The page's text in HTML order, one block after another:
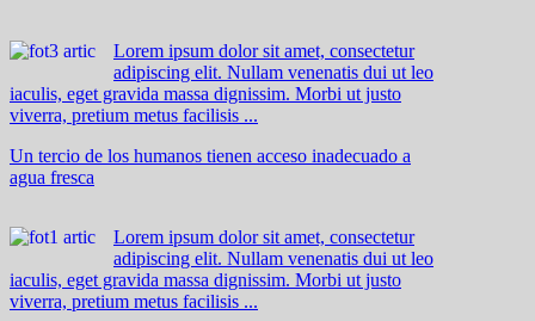
Lorem ipsum dolor sit amet, consectetur
adipiscing elit. Nullam venenatis dui ut leo
iaculis, eget gravida massa dignissim. Morbi ut justo
viverra, pretium metus facilisis ...
Un tercio de los humanos tienen acceso inadecuado a
agua fresca
Lorem ipsum dolor sit amet, consectetur
adipiscing elit. Nullam venenatis dui ut leo
iaculis, eget gravida massa dignissim. Morbi ut justo
viverra, pretium metus facilisis ...